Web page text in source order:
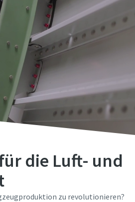
die Luft- und
zu revolutionieren?